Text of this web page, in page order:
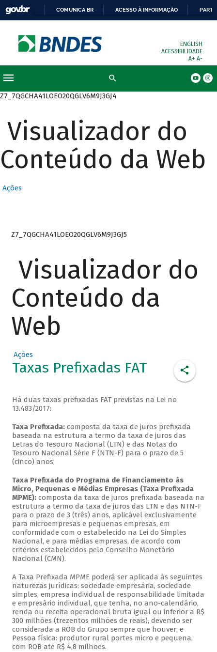
COMUNICA BR ACESSO À INFORMAÇÃO
ENGLISH
ACESSIBILIDADE
A+ A-
Z7_7QGCHA41LOEO20QGLV6M9J3GJ4
Visualizador do
Conteúdo da Web
Ações
Z7_7QGCHA41LOEO20QGLV6M9J3GJ5
Visualizador do
Conteúdo da
Web
Ações
Taxas Prefixadas FAT
Há duas taxas prefixadas FAT previstas na Lei no
13.483/2017:
Taxa Prefixada:composta da taxa de juros prefixada
baseada na estrutura a termo da taxa de juros das
Letras do Tesouro Nacional (LTN) e das Notas do
Tesouro Nacional Série F (NTN-F) para o prazo de 5
(cinco) anos;
Taxa Prefixada do Programa de Financiamento às
Micro, Pequenas e Médias Empresas (Taxa Prefixada
MPME):composta da taxa de juros prefixada baseada na
estrutura a termo da taxa de juros das LTN e das NTN-F
para o prazo de 3 (três) anos, aplicável exclusivamente
para microempresas e pequenas empresas, em
conformidade com o estabelecido na Lei do Simples
Nacional, e para médias empresas, de acordo com
critérios estabelecidos pelo Conselho Monetário
Nacional (CMN).
A Taxa Prefixada MPME poderá ser aplicada às seguintes
naturezas jurídicas: sociedade empresária, sociedade
simples, empresa individual de responsabilidade limitada
e empresário individual, que tenha, no ano-calendário,
renda ou receita operacional bruta igual ou inferior a R$
300 milhões (trezentos milhões de reais), devendo ser
considerada a ROB do Grupo sempre que houver; e
Pessoa física: produtor rural portes micro e pequena,
com ROB até R$ 4,8 milhões.